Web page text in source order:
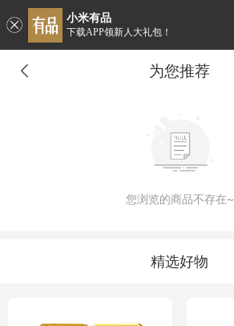
小米有品
下载APP领新人大礼包！
为您推荐
您浏览的商品不存在~
精选好物